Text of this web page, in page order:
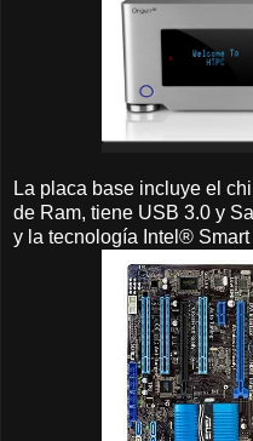
La placa base incluye el
de Ram, tiene USB 3.0 y
y la tecnología Intel®